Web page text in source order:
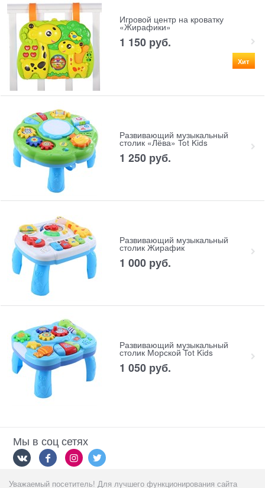
Игровой центр на кроватку
«Жирафики»
1 150 руб.
Хит
Развивающий музыкальный
столик «Лёва» Tot Kids
1 250 руб.
Развивающий музыкальный
столик Жирафик
1 000 руб.
Развивающий музыкальный
столик Морской Tot Kids
1 050 руб.
Мы в соц сетях
Уважаемый посетитель! Для лучшего функционирования сайта